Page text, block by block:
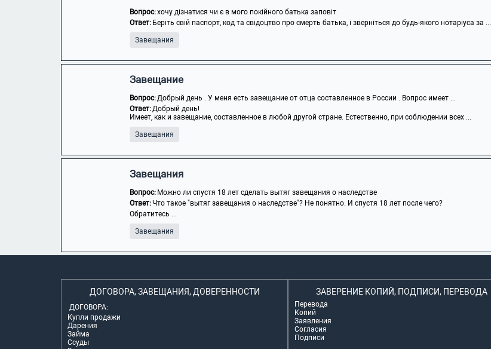
Вопрос:хочу дізнатися чи є в мого покійного батька заповіт
Ответ: Беріть свій паспорт, код та свідоцтво про смерть батька, і зверніться до будь-якого нотаріуса за ...
Завещания
Завещание
Вопрос:Добрый день . У меня есть завещание от отца составленное в России . Вопрос имеет ...
Ответ:Добрый день!
Имеет, как и завещание, составленное в любой другой стране. Естественно, при соблюдении всех ...
Завещания
Завещания
Вопрос: Можно ли спустя 18 лет сделать вытяг завещания о наследстве
Ответ:Что такое "вытяг завещания о наследстве"? Не понятно. И спустя 18 лет после чего?
Обратитесь ...
Завещания
ДОГОВОРА, ЗАВЕЩАНИЯ, ДОВЕРЕННОСТИ
ДОГОВОРА:
Купли продажи
Дарения
Займа
Ссуды
ЗАВЕРЕНИЕ КОПИЙ, ПОДПИСИ, ПЕРЕВОДА
Перевода
Копий
Заявления
Согласия
Подписи